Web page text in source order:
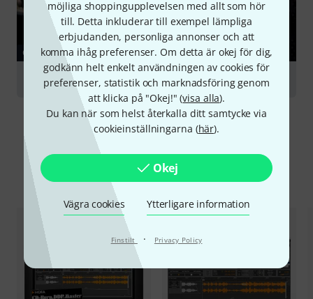
möjliga shoppingupplevelsen med allt som hör
till. Detta inkluderar till exempel lämpliga
erbjudanden, personliga annonser och att
komma ihåg preferenser. Om detta är okej för dig,
godkänn helt enkelt användningen av cookies för
preferenser, statistik och marknadsföring genom
att klicka på "Okej!" (visa alla).
Du kan när som helst återkalla ditt samtycke via
cookieinställningarna (här).
Okej
Vägra cookies Ytterligare information
Finstilt · Privacy Policy
GUIDE
Mastering
Jämför alternativ